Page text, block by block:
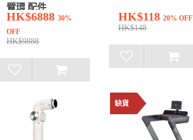
臂環 配件
HK$6888 30%
OFF
HK$9888
HK$118 20% OFF
HK$148
缺貨